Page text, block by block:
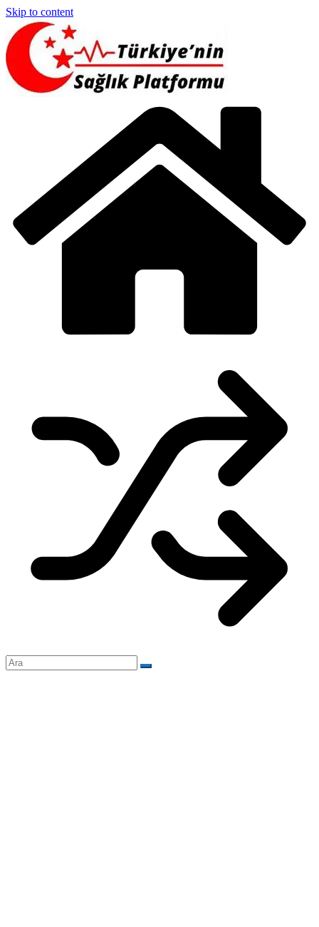
Skip to content